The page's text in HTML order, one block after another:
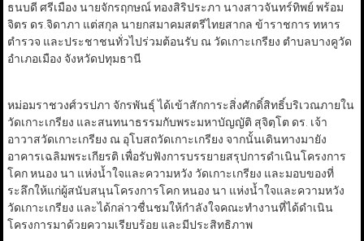
ธนบดี ศรีเมือง นายจักรฤกษณ์ ทองสิริประภา นางสาวจันทร์ทิพย์ พร้อม
จิตร ดร.จิดาภา แต่สกุล นายกสมาคมสตรีไทยสากล ข้าราชการ ทหาร
ตำรวจ และประชาชนทั่วไปร่วมต้อนรับ ณ วัดเกาะเกรียง ตำบลบางคูวัด
อำเภอเมือง จังหวัดปทุมธานี
หม่อมราชวงศ์วรปภา จักรพันธุ์ ได้เข้าสักการะสิ่งศักดิ์สิทธิ์บริเวณภายใน
วัดเกาะเกรียง และสนทนาธรรมกับพระมหาบัญญัติ สุจิตฺโต ดร. เจ้า
อาวาสวัดเกาะเกรียง ณ อุโบสถวัดเกาะเกรียง จากนั้นเดินทางมายัง
อาคารเฉลิมพระเกียรติ เพื่อรับฟังการบรรยายสรุปการดำเนินโครงการ
โคก หนอง นา แห่งน้ำใจและความหวัง วัดเกาะเกรียง และมอบของที่
ระลึกให้แก่ผู้สนับสนุนโครงการโคก หนอง นา แห่งน้ำใจและความหวัง
วัดเกาะเกรียง และได้กล่าวชื่นชมให้กำลังใจคณะทำงานที่ได้ดำเนิน
โครงการมาด้วยความเรียบร้อย และมีประสิทธิภาพ